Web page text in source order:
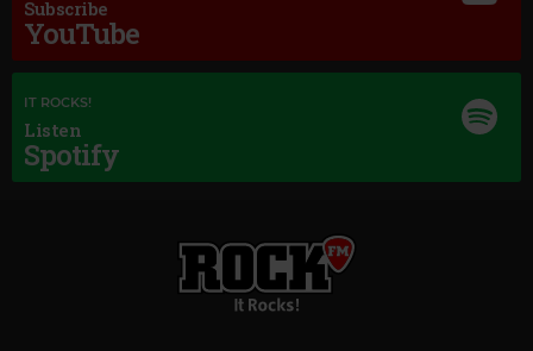
Subscribe
YouTube
IT ROCKS!
Listen
Spotify